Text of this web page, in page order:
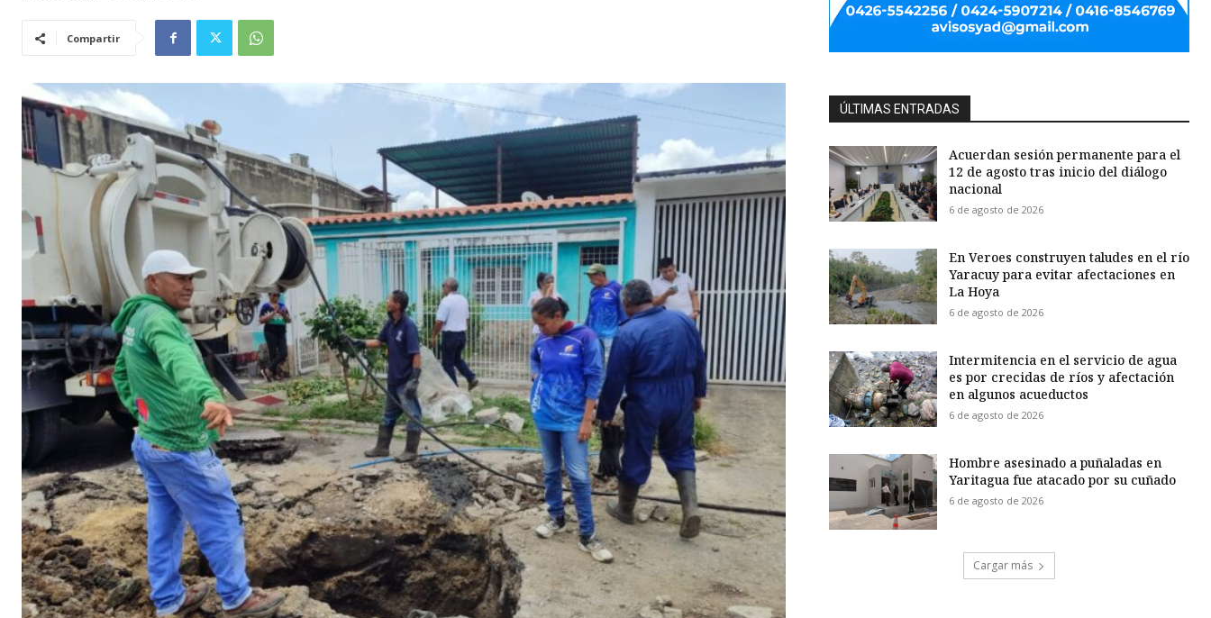
Compartir
ÚLTIMAS ENTRADAS
Acuerdan sesión permanente para el
12 de agosto tras inicio del diálogo
nacional
6 de agosto de 2026
En Veroes construyen taludes en el río
Yaracuy para evitar afectaciones en
La Hoya
6 de agosto de 2026
Intermitencia en el servicio de agua
es por crecidas de ríos y afectación
en algunos acueductos
6 de agosto de 2026
Hombre asesinado a puñaladas en
Yaritagua fue atacado por su cuñado
6 de agosto de 2026
Cargar más